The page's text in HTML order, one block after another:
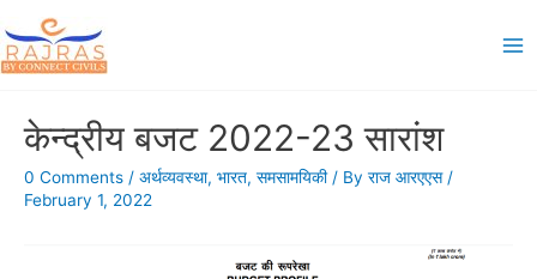
to
content
केन्द्रीय बजट 2022-23 सारांश
0 Comments / अर्थव्यवस्था, भारत, समसामयिकी/ By राज आरएएस /
February 1, 2022